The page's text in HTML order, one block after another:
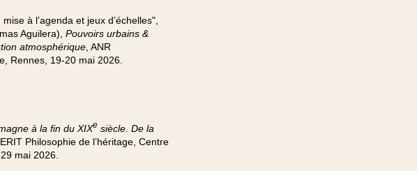
à l’agenda et jeux d’échelles",
Aguilera), Pouvoirs urbains &
atmosphérique, ANR
Rennes, 19-20 mai 2026.
à la fin du XIXesiècle. De la
Philosophie de l’héritage, Centre
mai 2026.